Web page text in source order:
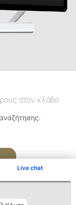
Live chat
στον κλάδο